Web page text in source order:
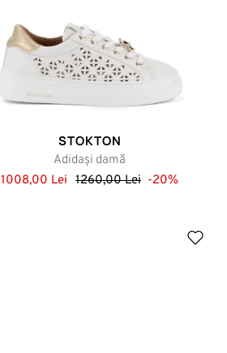
STOKTON
Adidași damă
1008,00 Lei 1260,00 Lei -20%